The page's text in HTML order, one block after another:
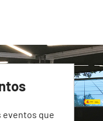
eventos que